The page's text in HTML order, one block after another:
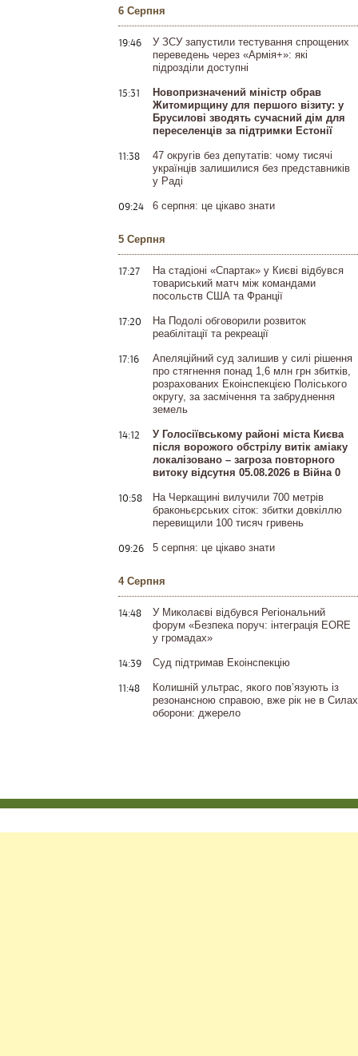
6 Серпня
19:46
У ЗСУ запустили тестування спрощених
переведень через «Армія+»: які
підрозділи доступні
15:31
Новопризначений міністр обрав
Житомирщину для першого візиту: у
Брусилові зводять сучасний дім для
переселенців за підтримки Естонії
11:38
47 округів без депутатів: чому тисячі
українців залишилися без представників
у Раді
09:24 6 серпня: це цікаво знати
5 Серпня
17:27
На стадіоні «Спартак» у Києві відбувся
товариський матч між командами
посольств США та Франції
17:20
На Подолі обговорили розвиток
реабілітації та рекреації
17:16
Апеляційний суд залишив у силі рішення
про стягнення понад 1,6 млн грн збитків,
розрахованих Екоінспекцією Поліського
округу, за засмічення та забруднення
земель
14:12
У Голосіївському районі міста Києва
після ворожого обстрілу витік аміаку
локалізовано – загроза повторного
витоку відсутня 05.08.2026 в Війна 0
10:58
На Черкащині вилучили 700 метрів
браконьєрських сіток: збитки довкіллю
перевищили 100 тисяч гривень
09:26 5 серпня: це цікаво знати
4 Серпня
14:48
У Миколаєві відбувся Регіональний
форум «Безпека поруч: інтеграція EORE
у громадах»
14:39 Суд підтримав Екоінспекцію
11:48
Колишній ультрас, якого пов’язують із
резонансною справою, вже рік не в Силах
оборони: джерело